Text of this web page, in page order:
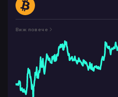
Виж повече